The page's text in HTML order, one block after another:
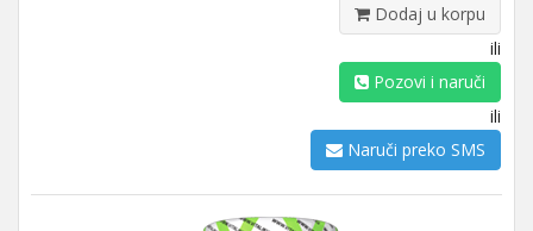
Dodaj u korpu
ili
Pozovi i naruči
ili
Naruči preko SMS